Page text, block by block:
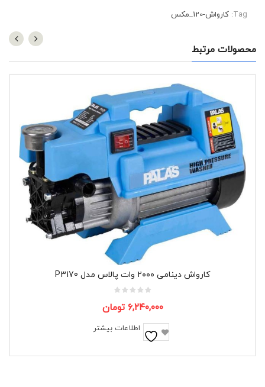
Tag: کارواش-120_مکس
محصولات مرتبط
کارواش دینامی ۲۰۰۰ وات پالاس مدل P3170
۶,۲۴۰,۰۰۰ تومان
اطلاعات بیشتر